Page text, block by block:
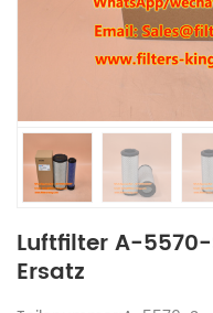
Luftfilter A-
Ersatz